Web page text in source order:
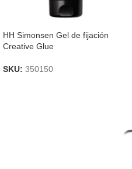
HH Simonsen Gel de fijación
Creative Glue
SKU: 350150